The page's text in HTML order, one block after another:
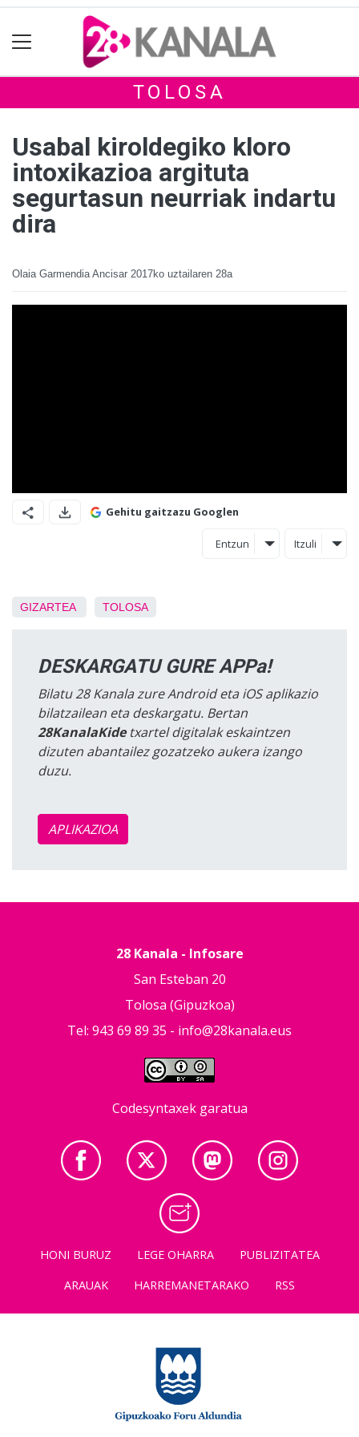
TOLOSA
Usabal kiroldegiko kloro
intoxikazioa argituta
segurtasun neurriak indartu
dira
Olaia Garmendia Ancisar 2017ko uztailaren 28a
Gehitu gaitzazu Googlen
Entzun Itzuli
GIZARTEA TOLOSA
DESKARGATU GURE APPa!
Bilatu 28 Kanala zure Android eta iOS aplikazio
bilatzailean eta deskargatu. Bertan
28KanalaKidetxartel digitalak eskaintzen
dizuten abantailez gozatzeko aukera izango
duzu.
APLIKAZIOA
28 Kanala - Infosare
San Esteban 20
Tolosa (Gipuzkoa)
Tel: 943 69 89 35 - info@28kanala.eus
Codesyntaxek garatua
HONI BURUZ LEGE OHARRA
PUBLIZITATEA
ARAUAK
HARREMANETARAKO RSS